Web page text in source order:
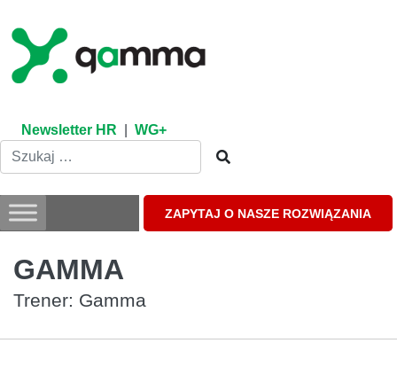
content
Newsletter HR WG+
ZAPYTAJ O NASZE ROZWIĄZANIA
GAMMA
Trener: Gamma